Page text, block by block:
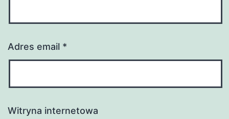
Adres email *
Witryna internetowa